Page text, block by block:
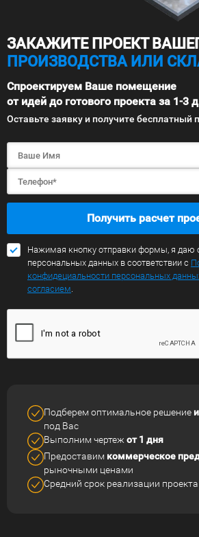
ЗАКАЖИТЕ ПРОЕКТ
ПРОИЗВОДСТВА ИЛИ
Спроектируем Ваше помещение
от идей до готового проекта за 1-3
Оставьте заявку и получите бесплатный
Получить расчет
Нажимая кнопку отправки формы, я даю
персональных данных в соответствии с
конфидециальности персональных
согласием
Подберем оптимальное решение
под Вас
Выполним чертеж от 1 дня
Предоставим коммерческое
рыночными ценами
Средний срок реализации проекта